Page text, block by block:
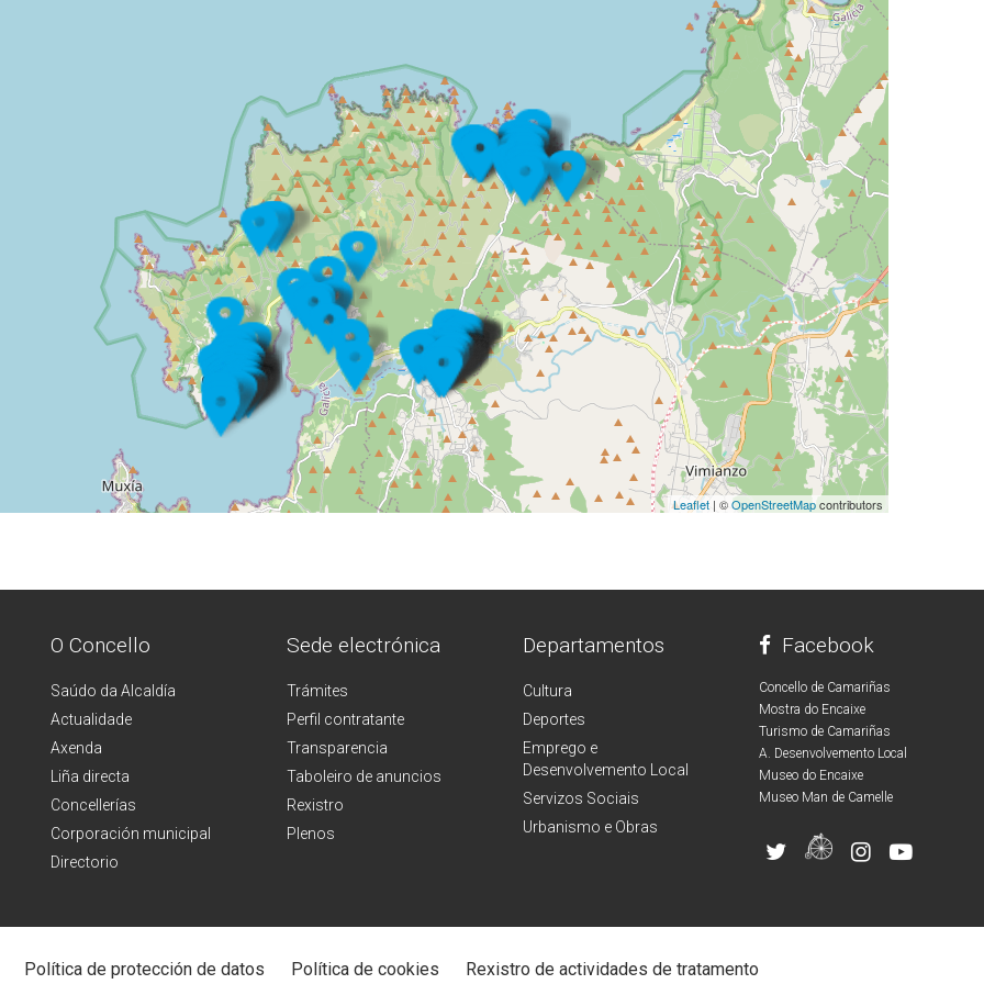
Leaflet | ©OpenStreetMapcontributors
O Concello
Saúdo da Alcaldía
Actualidade
Axenda
Liña directa
Concellerías
Corporación municipal
Directorio
Sede electrónica
Trámites
Perfil contratante
Transparencia
Taboleiro de anuncios
Rexistro
Plenos
Departamentos
Cultura
Deportes
Emprego e
Desenvolvemento Local
Servizos Sociais
Urbanismo e Obras
Facebook
Concello de Camariñas
Mostra do Encaixe
Turismo de Camariñas
A. Desenvolvemento Local
Museo do Encaixe
Museo Man de Camelle
Política de protección de datos Política de cookies Rexistro de actividades de tratamento